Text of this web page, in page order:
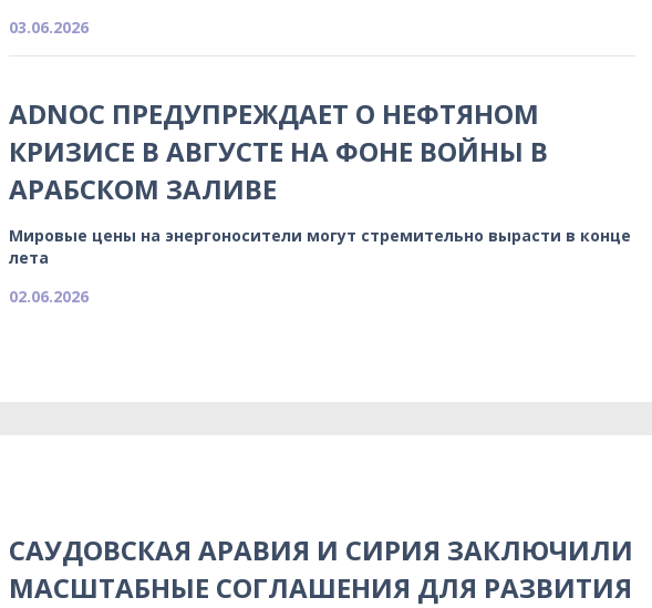
03.06.2026
ADNOC ПРЕДУПРЕЖДАЕТ О НЕФТЯНОМ
КРИЗИСЕ В АВГУСТЕ НА ФОНЕ ВОЙНЫ В
АРАБСКОМ ЗАЛИВЕ
Мировые цены на энергоносители могут стремительно вырасти в конце
лета
02.06.2026
САУДОВСКАЯ АРАВИЯ И СИРИЯ ЗАКЛЮЧИЛИ
МАСШТАБНЫЕ СОГЛАШЕНИЯ ДЛЯ РАЗВИТИЯ